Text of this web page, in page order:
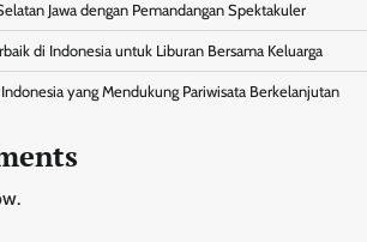
Jawa dengan Pemandangan Spektakuler
di Indonesia untuk Liburan Bersama Keluarga
yang Mendukung Pariwisata Berkelanjutan